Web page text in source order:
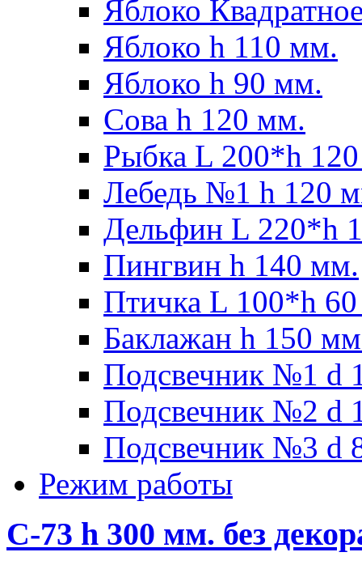
Яблоко
Яблоко h 110 мм.
Яблоко h 90 мм.
Сова h 120 мм.
Рыбка L 200*h
Лебедь №1 h 120
Дельфин L 220*h
Пингвин h 140 мм.
Птичка L 100*h
Баклажан h 150
Подсвечник №1 d
Подсвечник №2 d
Подсвечник №3 d
Режим работы
С-73 h 300 мм. без